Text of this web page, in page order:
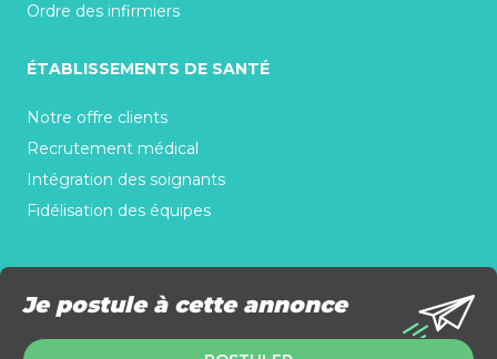
Je postule à cette annonce
Ordre des infirmiers
ÉTABLISSEMENTS DE SANTÉ
Notre offre clients
Recrutement médical
Intégration des soignants
Fidélisation des équipes
Copyright © 2026 www.stl-medicalrh.com